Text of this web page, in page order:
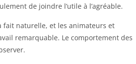
de joindre l’utile à l’agréable.
fait naturelle, et les animateurs et
remarquable. Le comportement des